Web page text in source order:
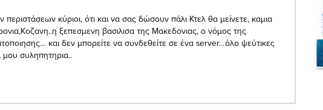
περιστάσεων κύριοι, ότι και να σας δώσουν πάλι Κτελ θα μείνετε, καμια
ξεπεσμενη βασιλισα της Μακεδονιας, ο νόμος της
και δεν μπορείτε να συνδεθείτε σε ένα server…όλο ψεύτικες
μου συληπητηρια..